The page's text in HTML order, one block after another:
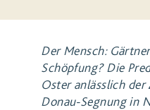
Der Mensch:
Schöpfung? Die
Oster anlässlich
Donau-Segnung in